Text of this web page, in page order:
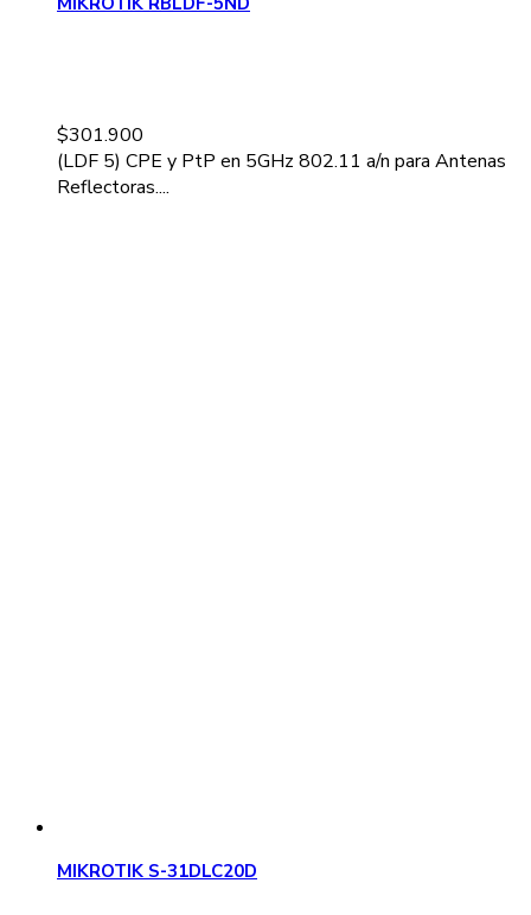
$301.900
(LDF 5) CPE y PtP en 5GHz 802.11 a/n para Antenas
Reflectoras....
MIKROTIK S-31DLC20D